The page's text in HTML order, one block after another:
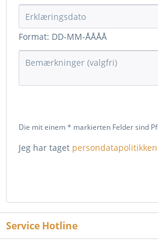
Format: DD-MM-ÅÅÅÅ
Die mit einem * markierten Felder sind
Jeg har taget persondatapolitikken
Service Hotline